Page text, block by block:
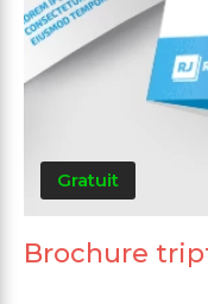
Gratuit
Brochure